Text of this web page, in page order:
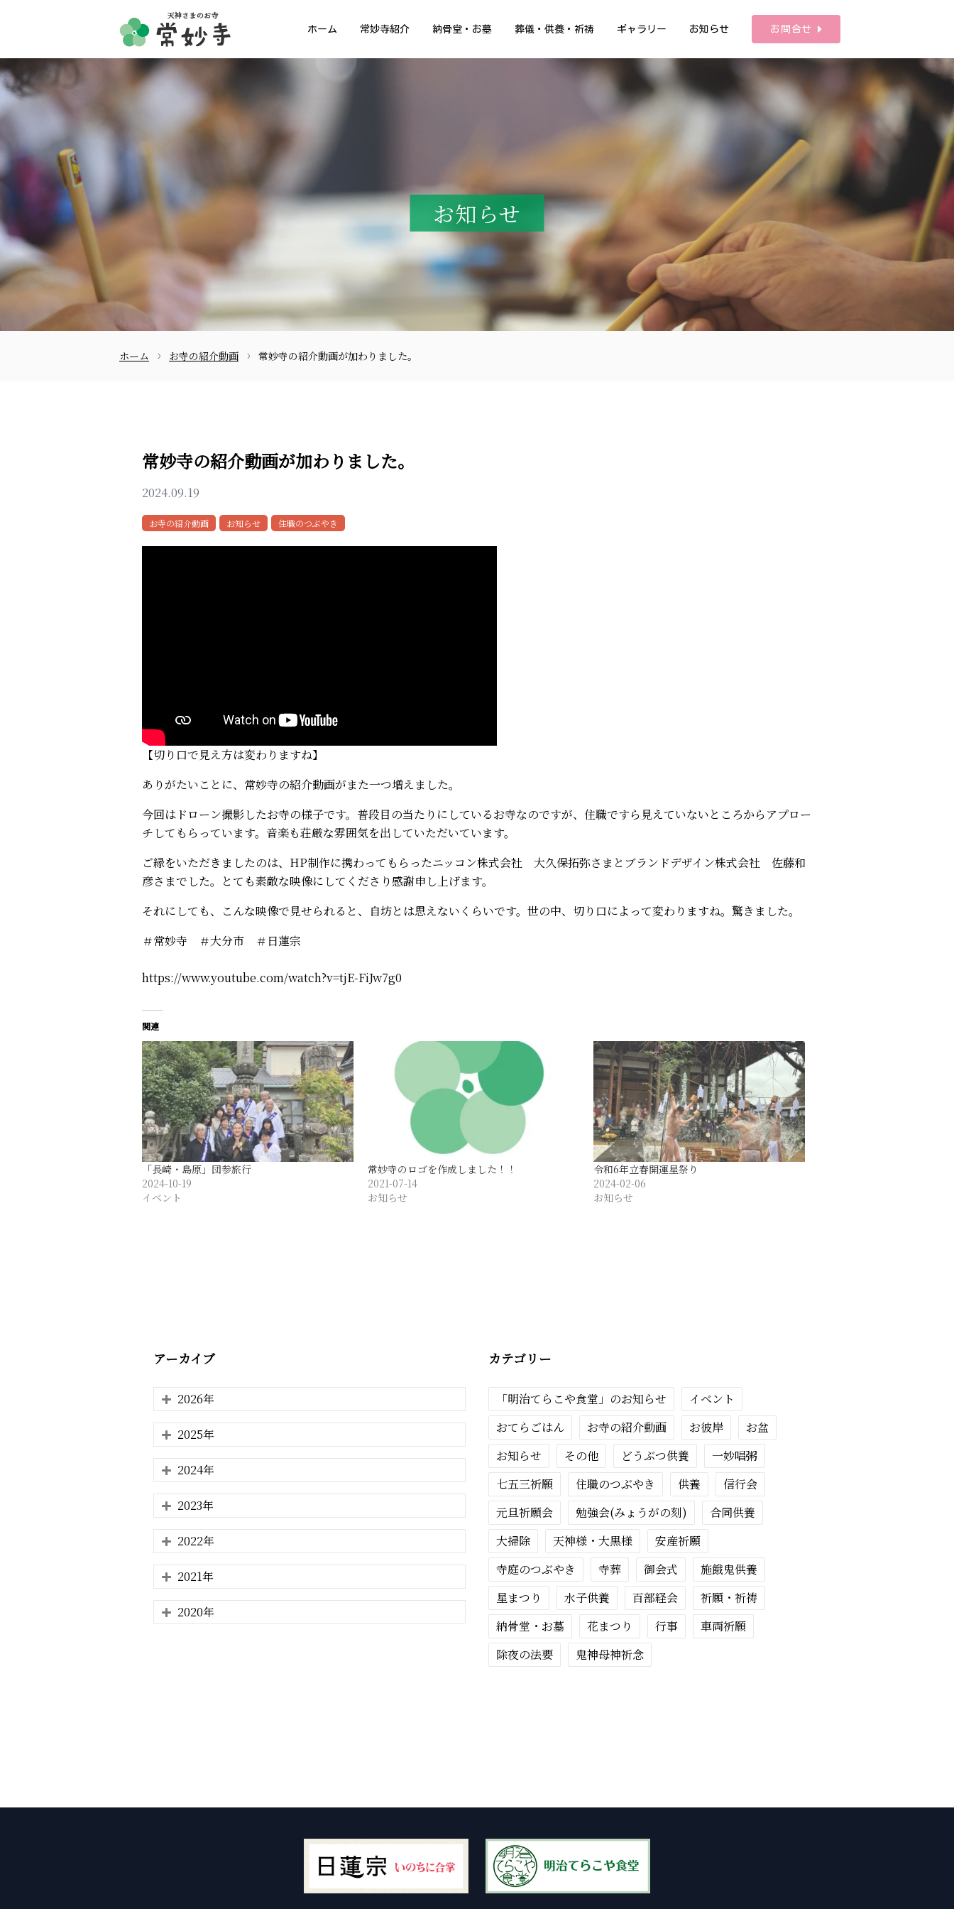
ホーム 常妙寺紹介 納骨堂・お墓 葬儀・供養・祈祷 ギャラリー お知らせ お問合せ
常妙寺紹介
納骨堂・お墓
葬儀・供養・祈祷
ギャラリー
お問合せ
お知らせ
ホーム お寺の紹介動画 常妙寺の紹介動画が加わりました。
常妙寺の紹介動画が加わりました。
2024.09.19
お寺の紹介動画 お知らせ 住職のつぶやき
【切り口で見え方は変わりますね】
ありがたいことに、常妙寺の紹介動画がまた一つ増えました。
今回はドローン撮影したお寺の様子です。普段目の当たりにしているお寺なのですが、住職ですら見えていないところからアプロー
チしてもらっています。音楽も荘厳な雰囲気を出していただいています。
ご縁をいただきましたのは、HP制作に携わってもらったニッコン株式会社 大久保拓弥さまとブランドデザイン株式会社 佐藤和
彦さまでした。とても素敵な映像にしてくださり感謝申し上げます。
それにしても、こんな映像で見せられると、自坊とは思えないくらいです。世の中、切り口によって変わりますね。驚きました。
＃常妙寺
＃大分市 ＃日蓮宗
https://www.youtube.com/watch?v=tjE-FiJw7g0
関連
「長崎・島原」団参旅行
2024-10-19
イベント
常妙寺のロゴを作成しました！！
2021-07-14
お知らせ
令和6年立春開運星祭り
2024-02-06
お知らせ
アーカイブ
2026年
2025年
2024年
2023年
2022年
2021年
2020年
カテゴリー
「明治てらこや食堂」のお知らせ
イベント
おてらごはん
お寺の紹介動画 お彼岸
お盆
お知らせ
その他 どうぶつ供養
一妙唱粥
七五三祈願
住職のつぶやき 供養
信行会
元旦祈願会
勉強会(みょうがの刻)
合同供養
大掃除
天神様・大黒様
安産祈願
寺庭のつぶやき
寺葬 御会式
施餓鬼供養
星まつり
水子供養 百部経会
祈願・祈祷
納骨堂・お墓
花まつり 行事
車両祈願
除夜の法要
鬼神母神祈念